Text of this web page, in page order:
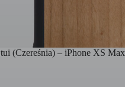
(Czereśnia) – iPhone XS Max